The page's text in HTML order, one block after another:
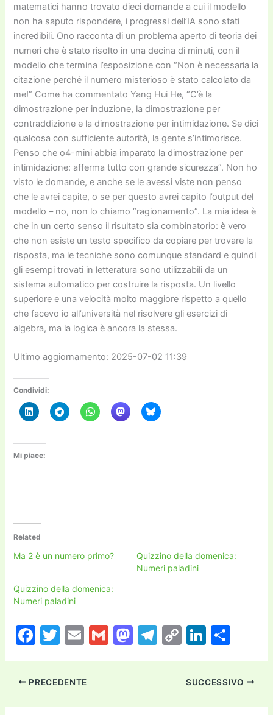
matematici hanno trovato dieci domande a cui il modello
non ha saputo rispondere, i progressi dell’IA sono stati
incredibili. Ono racconta di un problema aperto di teoria dei
numeri che è stato risolto in una decina di minuti, con il
modello che termina l’esposizione con “Non è necessaria la
citazione perché il numero misterioso è stato calcolato da
me!” Come ha commentato Yang Hui He, “C’è la
dimostrazione per induzione, la dimostrazione per
contraddizione e la dimostrazione per intimidazione. Se dici
qualcosa con sufficiente autorità, la gente s’intimorisce.
Penso che o4-mini abbia imparato la dimostrazione per
intimidazione: afferma tutto con grande sicurezza”. Non ho
visto le domande, e anche se le avessi viste non penso
che le avrei capite, o se per questo avrei capito l’output del
modello – no, non lo chiamo “ragionamento”. La mia idea è
che in un certo senso il risultato sia combinatorio: è vero
che non esiste un testo specifico da copiare per trovare la
risposta, ma le tecniche sono comunque standard e quindi
gli esempi trovati in letteratura sono utilizzabili da un
sistema automatico per costruire la risposta. Un livello
superiore e una velocità molto maggiore rispetto a quello
che facevo io all’università nel risolvere gli esercizi di
algebra, ma la logica è ancora la stessa.
Ultimo aggiornamento: 2025-07-02 11:39
Condividi:
Mi piace:
Related
Ma 2 è un numero primo?
Quizzino della domenica:
Numeri paladini
Quizzino della domenica:
Numeri paladini
F
c
e
T
itt
er
E
ai
l
G
M T
C
p
y
Li
k
e
n
di
PRECEDENTE SUCCESSIVO